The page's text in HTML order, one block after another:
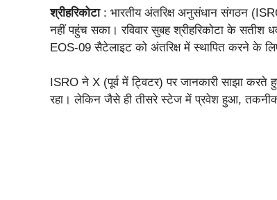
श्रीहरिकोटा: भारतीय अंतरिक्ष अनुसंधान संगठन
नहीं पहुंच सका। रविवार सुबह श्रीहरिकोटा के
EOS-09 सैटेलाइट को अंतरिक्ष में स्थापित करने के
ISRO ने X (पूर्व में ट्विटर) पर जानकारी साझा
रहा। लेकिन जैसे ही तीसरे स्टेज में प्रवेश हुआ, तकनीकी